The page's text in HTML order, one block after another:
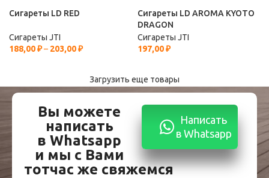
Сигареты LD RED
Сигареты JTI
188,00₽– 203,00₽
Сигареты LD AROMA KYOTO
DRAGON
Сигареты JTI
197,00₽
Загрузить еще товары
Вы можете
написать
в Whatsapp
и мы с Вами
тотчас же свяжемся
Написать
в Whatsapp